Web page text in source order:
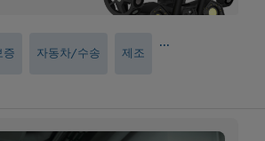
증 자동차/수송 제조
...